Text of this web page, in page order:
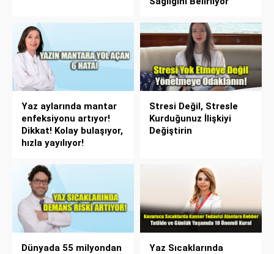
Yaz aylarında mantar
enfeksiyonu artıyor!
Dikkat! Kolay bulaşıyor,
hızla yayılıyor!
Stresi Değil, Stresle
Kurduğunuz İlişkiyi
Değiştirin
Dünyada 55 milyondan
Yaz Sıcaklarında